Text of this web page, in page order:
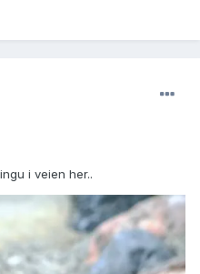
i veien her..